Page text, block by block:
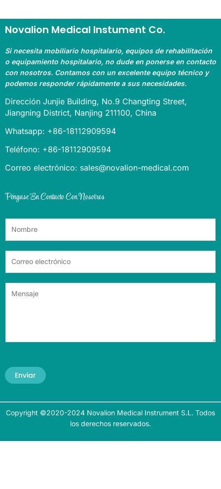
Novalion Medical Instument Co.
Si necesita mobiliario hospitalario, equipos de rehabilitación
o equipamiento hospitalario, no dude en ponerse en contacto
con nosotros. Contamos con un excelente equipo técnico y
podemos responder rápidamente a sus necesidades.
Dirección Junjie Building, No.9 Changting Street,
Jiangning District, Nanjing 211100, China
Whatsapp: +86-18112909594
Teléfono: +86-18112909594
Correo electrónico: sales@novalion-medical.com
Póngase En Contacto Con Nosotros
Enviar
Copyright ©2020-2024 Novalion Medical Instrument S.L. Todos
los derechos reservados.